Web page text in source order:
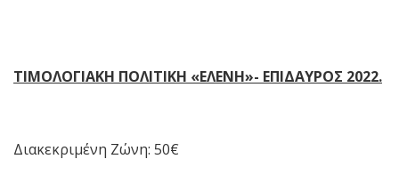
ΤΙΜΟΛΟΓΙΑΚΗ ΠΟΛΙΤΙΚΗ «ΕΛΕΝΗ»- ΕΠΙΔΑΥΡΟΣ 2022.
Διακεκριμένη Ζώνη: 50€